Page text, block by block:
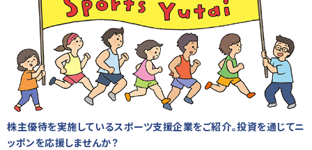
株主優待を実施しているスポーツ支援企業をご紹介。投資を通じてニ
ッポンを応援しませんか？